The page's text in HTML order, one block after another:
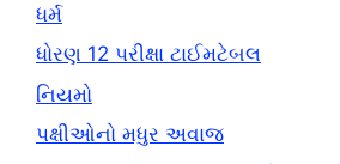
ધર્મ
ધોરણ 12 પરીક્ષા ટાઈમટેબલ
નિયમો
પક્ષીઓનો મધુર અવાજ